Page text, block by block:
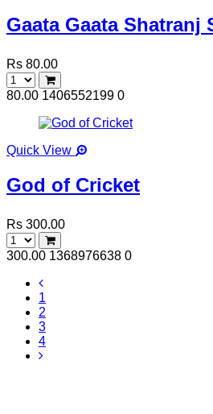
Gaata Gaata Shatranj
Rs 80.00
80.00 1406552199 0
Quick View
God of Cricket
Rs 300.00
300.00 1368976638 0
1
2
3
4